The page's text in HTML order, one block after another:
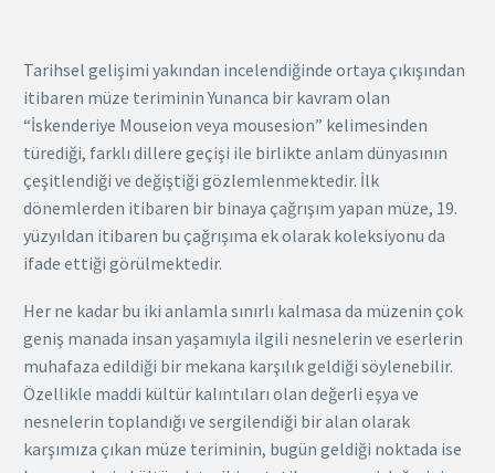
Tarihsel gelişimi yakından incelendiğinde ortaya çıkışından
itibaren müze teriminin Yunanca bir kavram olan
“İskenderiye Mouseion veya mousesion” kelimesinden
türediği, farklı dillere geçişi ile birlikte anlam dünyasının
çeşitlendiği ve değiştiği gözlemlenmektedir. İlk
dönemlerden itibaren bir binaya çağrışım yapan müze, 19.
yüzyıldan itibaren bu çağrışıma ek olarak koleksiyonu da
ifade ettiği görülmektedir.
Her ne kadar bu iki anlamla sınırlı kalmasa da müzenin çok
geniş manada insan yaşamıyla ilgili nesnelerin ve eserlerin
muhafaza edildiği bir mekana karşılık geldiği söylenebilir.
Özellikle maddi kültür kalıntıları olan değerli eşya ve
nesnelerin toplandığı ve sergilendiği bir alan olarak
karşımıza çıkan müze teriminin, bugün geldiği noktada ise